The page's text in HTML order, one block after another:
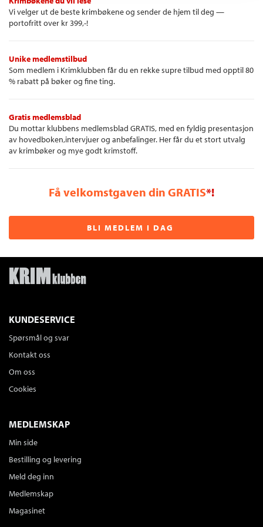
Vi velger ut de beste krimbøkene og sender de hjem til deg —
portofritt over kr 399,-!
Unike medlemstilbud
Som medlem i Krimklubben får du en rekke supre tilbud med opptil 80
% rabatt på bøker og fine ting.
Gratis medlemsblad
Du mottar klubbens medlemsblad GRATIS, med en fyldig presentasjon
av hovedboken,intervjuer og anbefalinger. Her får du et stort utvalg
av krimbøker og mye godt krimstoff.
Få velkomstgaven din GRATIS*!
BLI MEDLEM I DAG
KUNDESERVICE
Spørsmål og svar
Kontakt oss
Om oss
Cookies
MEDLEMSKAP
Min side
Bestilling og levering
Meld deg inn
Medlemskap
Magasinet